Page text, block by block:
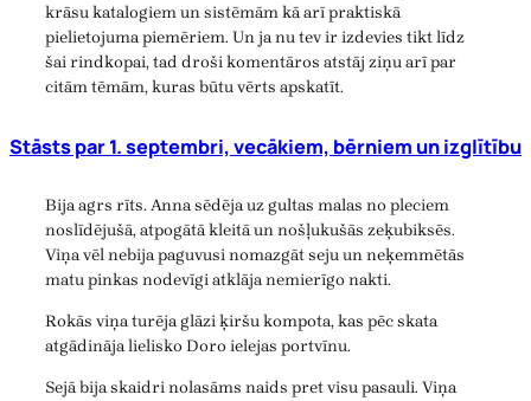
krāsu katalogiem un sistēmām kā arī praktiskā
pielietojuma piemēriem. Un ja nu tev ir izdevies tikt līdz
šai rindkopai, tad droši komentāros atstāj ziņu arī par
citām tēmām, kuras būtu vērts apskatīt.
Stāsts par 1. septembri, vecākiem, bērniem un izglītību
Bija agrs rīts. Anna sēdēja uz gultas malas no pleciem
noslīdējušā, atpogātā kleitā un nošļukušās zeķubiksēs.
Viņa vēl nebija paguvusi nomazgāt seju un neķemmētās
matu pinkas nodevīgi atklāja nemierīgo nakti.
Rokās viņa turēja glāzi ķiršu kompota, kas pēc skata
atgādināja lielisko Doro ielejas portvīnu.
Sejā bija skaidri nolasāms naids pret visu pasauli. Viņa